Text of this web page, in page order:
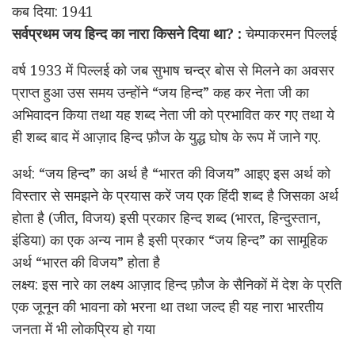
कब दिया: 1941
सर्वप्रथम जय हिन्द का नारा किसने दिया था? : चेम्पाकरमन पिल्लई
वर्ष 1933 में पिल्लई को जब सुभाष चन्द्र बोस से मिलने का अवसर
प्राप्त हुआ उस समय उन्होंने “जय हिन्द” कह कर नेता जी का
अभिवादन किया तथा यह शब्द नेता जी को प्रभावित कर गए तथा ये
ही शब्द बाद में आज़ाद हिन्द फ़ौज के युद्ध घोष के रूप में जाने गए.
अर्थ: “जय हिन्द” का अर्थ है “भारत की विजय” आइए इस अर्थ को
विस्तार से समझने के प्रयास करें जय एक हिंदी शब्द है जिसका अर्थ
होता है (जीत, विजय) इसी प्रकार हिन्द शब्द (भारत, हिन्दुस्तान,
इंडिया) का एक अन्य नाम है इसी प्रकार “जय हिन्द” का सामूहिक
अर्थ “भारत की विजय” होता है
लक्ष्य: इस नारे का लक्ष्य आज़ाद हिन्द फ़ौज के सैनिकों में देश के प्रति
एक जूनून की भावना को भरना था तथा जल्द ही यह नारा भारतीय
जनता में भी लोकप्रिय हो गया